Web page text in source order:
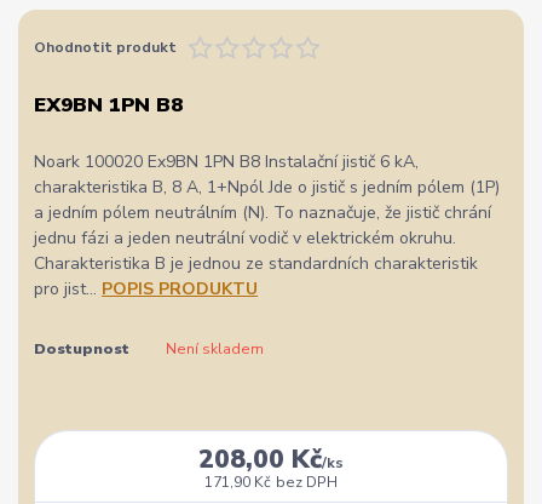
Ohodnotit produkt
EX9BN 1PN B8
Noark 100020 Ex9BN 1PN B8 Instalační jistič 6 kA,
charakteristika B, 8 A, 1+Npól Jde o jistič s jedním pólem (1P)
a jedním pólem neutrálním (N). To naznačuje, že jistič chrání
jednu fázi a jeden neutrální vodič v elektrickém okruhu.
Charakteristika B je jednou ze standardních charakteristik
pro jist... POPIS PRODUKTU
Dostupnost Není skladem
208,00 Kč/ks
171,90 Kč bez DPH